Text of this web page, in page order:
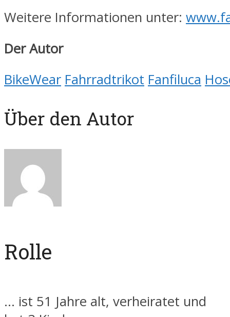
Weitere Informationen unter:
Der Autor
BikeWear Fahrradtrikot Fanfiluca
Über den Autor
Rolle
... ist 51 Jahre alt, verheiratet und